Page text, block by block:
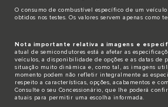
O consumo de combustível específico de um
obtidos nos testes. Os valores servem apenas como
Nota importante relativa a imagens e
atual de semicondutores está a afetar as
veículos, a disponibilidade de opções e as datas de
situação muito dinâmica e, como tal, as imagens
momento podem não refletir integralmente as
respeito a características, opções, acabamentos e
Consulte o seu Concessionário, que lhe poderá
atuais para permitir uma escolha informada.